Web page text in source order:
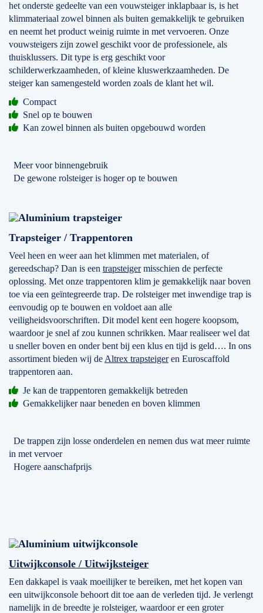
het onderste gedeelte van een vouwsteiger inklapbaar is, is het
klimmateriaal zowel binnen als buiten gemakkelijk te gebruiken
en neemt het product weinig ruimte in met vervoeren. Onze
vouwsteigers zijn zowel geschikt voor de professionele, als
thuisklussers. Dit type is erg geschikt voor
schilderwerkzaamheden, of kleine kluswerkzaamheden. De
steiger kan samengesteld worden zoals de klant het wil.
Compact
Snel op te bouwen
Kan zowel binnen als buiten opgebouwd worden
Meer voor binnengebruik
De gewone rolsteiger is hoger op te bouwen
Trapsteiger / Trappentoren
Veel heen en weer aan het klimmen met materialen, of
gereedschap? Dan is een trapsteigermisschien de perfecte
oplossing. Met onze trappentoren klim je gemakkelijk naar boven
toe via een geïntegreerde trap. De rolsteiger met inwendige trap is
eenvoudig op te bouwen en voldoet aan alle
veiligheidsvoorschriften. Dit model kent een hogere koopsom,
waardoor je snel af zou kunnen schrikken. Maar realiseer wel dat
u sneller boven en onder bent bij een klus en tijd is geld…. In ons
assortiment bieden wij de Altrex trapsteigeren Euroscaffold
trappentoren aan.
Je kan de trappentoren gemakkelijk betreden
Gemakkelijker naar beneden en boven klimmen
De trappen zijn losse onderdelen en nemen dus wat meer ruimte
in met vervoer
Hogere aanschafprijs
Uitwijkconsole / Uitwijksteiger
Een dakkapel is vaak moeilijker te bereiken, met het kopen van
een uitwijkconsole behoort dit toe aan de verleden tijd. Je verlengt
namelijk in de breedte je rolsteiger, waardoor er een groter